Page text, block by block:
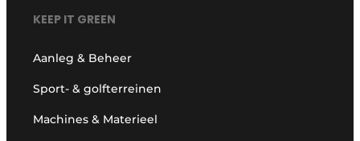
KEEP IT GREEN
Aanleg & Beheer
Sport- & golfterreinen
Machines & Materieel